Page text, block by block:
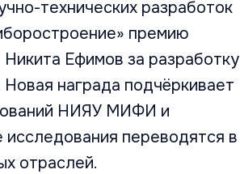
технических разработок
премию
Ефимов за разработку
награда подчёркивает
НИЯУ МИФИ и
переводятся в
отраслей.